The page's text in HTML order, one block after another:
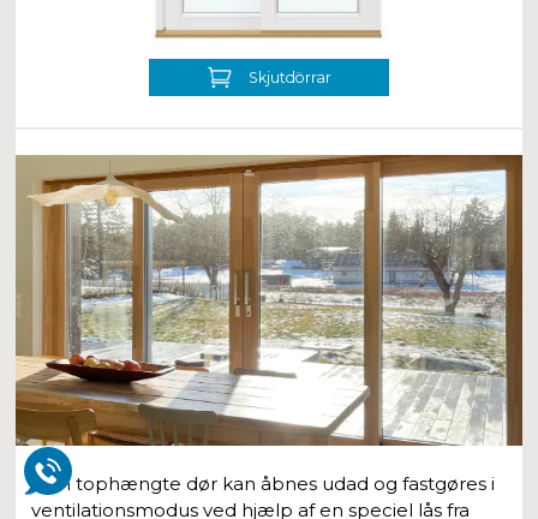
Skjutdörrar
Den tophængte dør kan åbnes udad og fastgøres i
ventilationsmodus ved hjælp af en speciel lås fra